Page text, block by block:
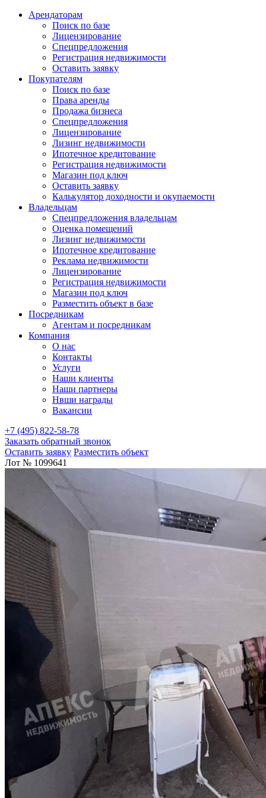
Арендаторам
Поиск по базе
Лицензирование
Спецпредложения
Регистрация недвижимости
Оставить заявку
Покупателям
Поиск по базе
Права аренды
Продажа бизнеса
Спецпредложения
Лицензирование
Лизинг недвижимости
Ипотечное кредитование
Регистрация недвижимости
Магазин под ключ
Оставить заявку
Калькулятор доходности и окупаемости
Владельцам
Спецпредложения владельцам
Оценка помещений
Лизинг недвижимости
Ипотечное кредитование
Реклама недвижимости
Лицензирование
Регистрация недвижимости
Магазин под ключ
Разместить объект в базе
Посредникам
Агентам и посредникам
Компания
О нас
Контакты
Услуги
Наши клиенты
Наши партнеры
Нвши награды
Вакансии
+7 (495) 822-58-78
Заказать обратный звонок
Оставить заявку Разместить объект
Лот № 1099641